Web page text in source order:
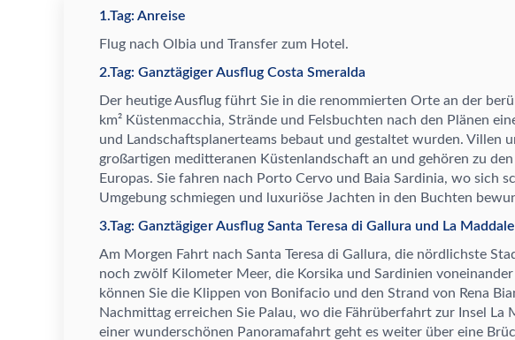
1.Tag: Anreise
Flug nach Olbia und Transfer zum Hotel.
2.Tag: Ganztägiger Ausflug Costa Smeralda
Der heutige Ausflug führt Sie in die renommierten Orte an der berü
km² Küstenmacchia, Strände und Felsbuchten nach den Pl änen
und Landschaftsplanerteams bebaut und gestaltet wurden. Villen
großartigen meditteranen Küstenlandschaft an und gehören zu
Europas. Sie fahren nach Porto Cervo und Baia Sardinia, wo sich
Umgebung schmiegen und luxuriöse Jachten in den Buchten
3.Tag: Ganztägiger Ausflug Santa Teresa di Gallura und La
Am Morgen Fahrt nach Santa Teresa di Gallura, die nördlichste
noch zwö lf Kilometer Meer, die Korsika und Sardinien
können Sie die Klippen von Bonifacio und den Strand von Rena
Nachmittag erreichen Sie Palau, wo die Fährüberfahrt zur Insel La
einer wunderschönen Panoramafahrt geht es weiter über eine Brü